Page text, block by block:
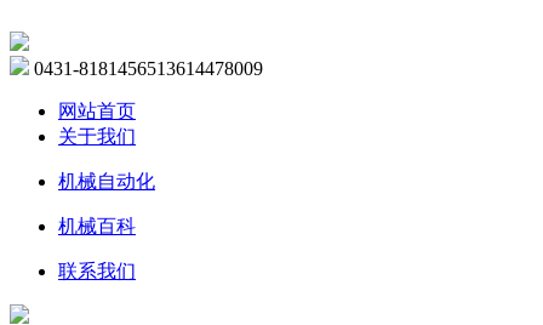
0431-8181456513614478009
网站首页
关于我们
机械自动化
机械百科
联系我们